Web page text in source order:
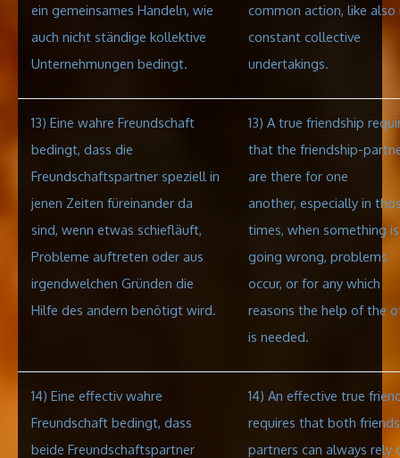
ein gemeinsames Handeln, wie
auch nicht ständige kollektive
Unternehmungen bedingt.
common action, like also
constant collective
undertakings.
13) Eine wahre Freundschaft
bedingt, dass die
Freundschaftspartner speziell in
jenen Zeiten füreinander da
sind, wenn etwas schiefläuft,
Probleme auftreten oder aus
irgendwelchen Gründen die
Hilfe des andern benötigt wird.
13) A true friendship
that the friendship-
are there for one
another, especially in
times, when something is
going wrong, problems
occur, or for any which
reasons the help of the
is needed.
14) Eine effectiv wahre
Freundschaft bedingt, dass
beide Freundschaftspartner
14) An effective true
requires that both
partners can always rely